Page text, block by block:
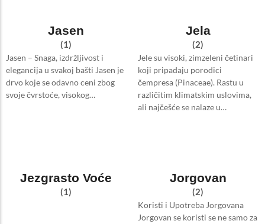
Jasen
(1)
Jasen – Snaga, izdržljivost i
elegancija u svakoj bašti Jasen je
drvo koje se odavno ceni zbog
svoje čvrstoće, visokog…
Jela
(2)
Jele su visoki, zimzeleni četinari
koji pripadaju porodici
čempresa (Pinaceae). Rastu u
različitim klimatskim uslovima,
ali najčešće se nalaze u…
Jezgrasto Voće
(1)
Jorgovan
(2)
Koristi i Upotreba Jorgovana
Jorgovan se koristi se ne samo za